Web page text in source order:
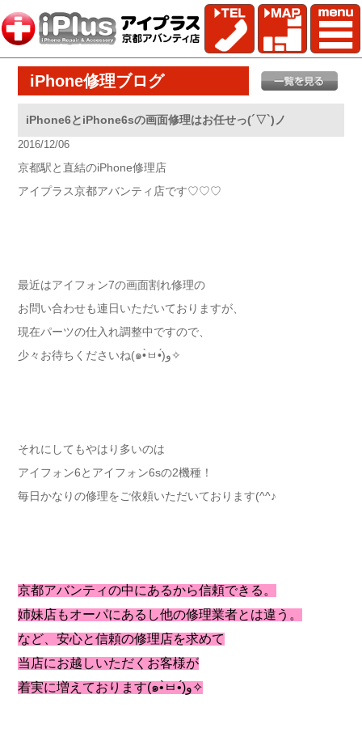
iPhone修理ブログ
iPhone6とiPhone6sの画面修理はお任せっ(´▽`)ノ
2016/12/06
京都駅と直結のiPhone修理店
アイプラス京都アバンティ店です♡♡♡
最近はアイフォン7の画面割れ修理の
お問い合わせも連日いただいておりますが、
現在パーツの仕入れ調整中ですので、
少々お待ちくださいね(๑•̀ㅂ•́)و✧
それにしてもやはり多いのは
アイフォン6とアイフォン6sの2機種！
毎日かなりの修理をご依頼いただいております(^^♪
京都アバンティの中にあるから信頼できる。
姉妹店もオーパにあるし他の修理業者とは違う。
など、安心と信頼の修理店を求めて
当店にお越しいただくお客様が
着実に増えております(๑•̀ㅂ•́)و✧